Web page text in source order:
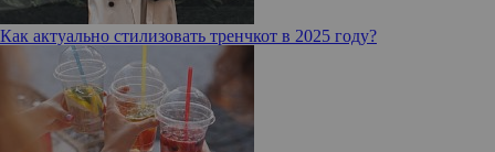
Как актуально стилизовать тренчкот в 2025 году?